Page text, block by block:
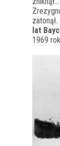
lat
1969